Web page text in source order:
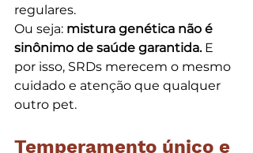
regulares.
Ou seja: mistura genética não é
sinônimo de saúde garantida. E
por isso, SRDs merecem o mesmo
cuidado e atenção que qualquer
outro pet.
Temperamento único e